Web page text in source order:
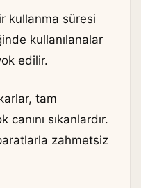
kullanma süresi
kullanılanalar
edilir.
tam
canını sıkanlardır.
zahmetsiz